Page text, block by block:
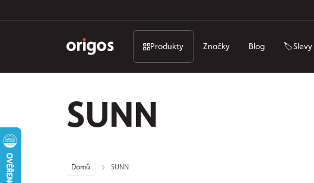
Produkty Značky Blog 🏷️Slevy
SUNN
Domů SUNN